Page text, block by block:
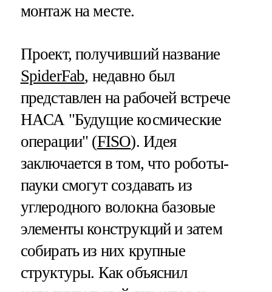
монтаж на месте.
Проект, получивший название
SpiderFab, недавно был
представлен на рабочей встрече
НАСА "Будущие космические
операции" (FISO). Идея
заключается в том, что роботы-
пауки смогут создавать из
углеродного волокна базовые
элементы конструкций и затем
собирать из них крупные
структуры. Как объяснил